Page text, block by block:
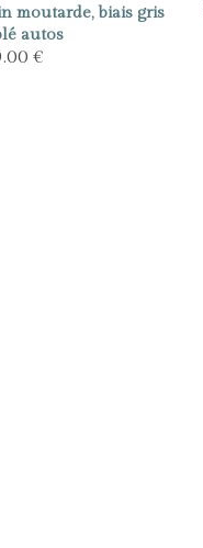
moutarde, biais gris
autos
€